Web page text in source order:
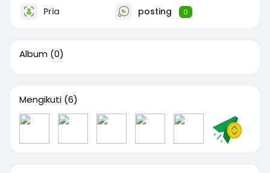
Pria posting 0
Album (0)
Mengikuti (6)